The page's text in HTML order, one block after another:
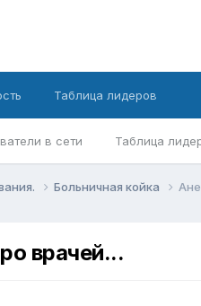
в сети Таблица
Таблица лидеров
Больничная койка
врачей...